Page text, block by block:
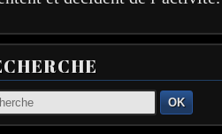
OK